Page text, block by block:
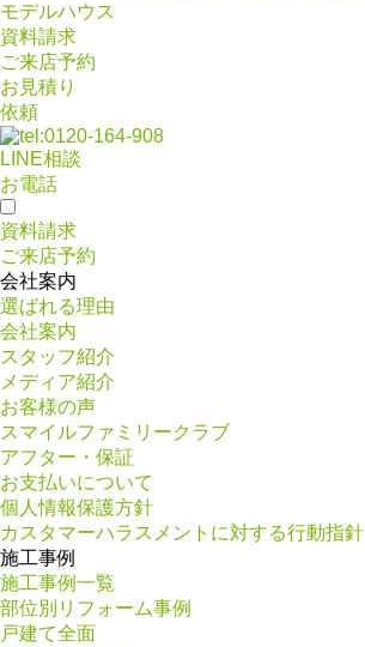
モデルハウス
資料請求
ご来店予約
お見積り
依頼
LINE相談
お電話
資料請求
ご来店予約
会社案内
選ばれる理由
会社案内
スタッフ紹介
メディア紹介
お客様の声
スマイルファミリークラブ
アフター・保証
お支払いについて
個人情報保護方針
カスタマーハラスメントに対する行動指針
施工事例
施工事例一覧
部位別リフォーム事例
戸建て全面